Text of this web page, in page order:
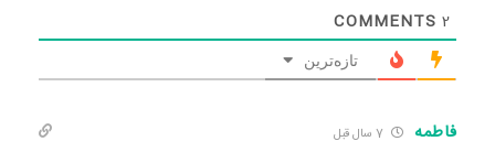
2
COMMENTS
تازه‌ترین
فاطمه